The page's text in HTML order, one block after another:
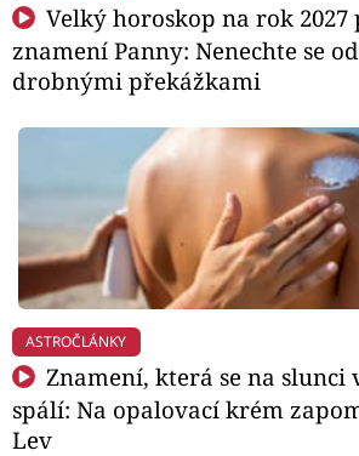
Velký horoskop na rok 2027
znamení Panny: Nenechte se
drobnými překážkami
ASTROČLÁNKY
Znamení, která se na slunci
spálí: Na opalovací krém
Lev